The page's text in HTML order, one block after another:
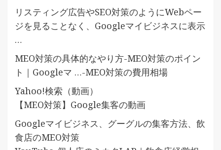
リスティング広告やSEO対策のようにWebペー
ジを見ることなく、Googleマイビジネスに表示
…
MEO対策の具体的なやり方-MEO対策のポイン
ト｜Googleマ …-MEO対策の費用相場
Yahoo!検索（動画）
【MEO対策】Google集客の動画
Googleマイビジネス、グーグルの集客方法、飲
食店のMEO対策